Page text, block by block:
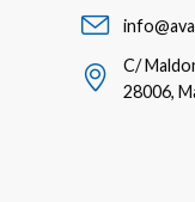
C/
28006,